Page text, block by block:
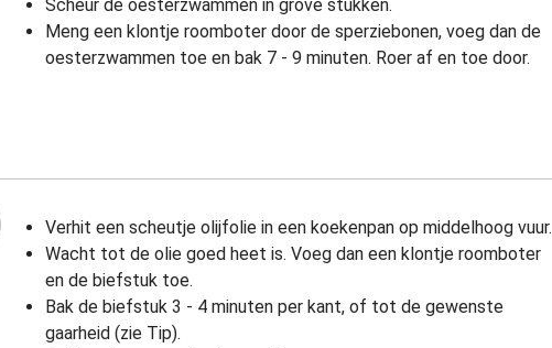
Scheur de oesterzwammen in grove stukken.
Meng een klontje roomboter door de sperziebonen, voeg dan de
oesterzwammen toe en bak 7 - 9 minuten. Roer af en toe door.
Verhit een scheutje olijfolie in een koekenpan op middelhoog vuur.
Wacht tot de olie goed heet is. Voeg dan een klontje roomboter
en de biefstuk toe.
Bak de biefstuk 3 - 4 minuten per kant, of tot de gewenste
gaarheid (zie Tip).